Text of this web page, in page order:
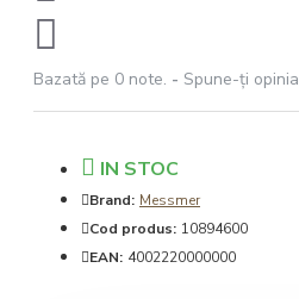
Bazată pe 0 note. - Spune-ţi opinia
IN STOC
Brand: Messmer
Cod produs: 10894600
EAN: 4002220000000